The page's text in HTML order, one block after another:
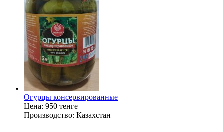
Огурцы консервированные
Цена: 950 тенге
Производство: Казахстан